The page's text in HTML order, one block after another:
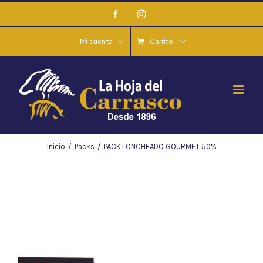
al
FacebookInstagram
Mi cuenta Carrito
Inicio / Packs / PACK LONCHEADO GOURMET 50%